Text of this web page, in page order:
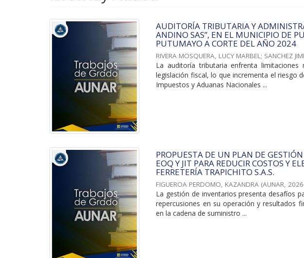
AUDITORÍA TRIBUTARIA Y
ANDINO SAS”, EN EL MUNICIPIO DE
PUTUMAYO A CORTE DEL AÑO 2024
RIVERA MOSQUERA, LUCY MARBEL; SANCHEZ
La auditoría tributaria enfrenta
legislación fiscal, lo que incrementa el riesgo
Impuestos y Aduanas Nacionales ...
PROPUESTA DE UN PLAN DE
EOQ Y JIT PARA REDUCIR COSTOS Y
FERRETERÍA TRAPICHITO S.A.S.
FIGUEROA PERDOMO, KAZANDRA (AUNAR,
La gestión de inventarios presenta desafíos
repercusiones en su operación y resultados
en la cadena de suministro ...